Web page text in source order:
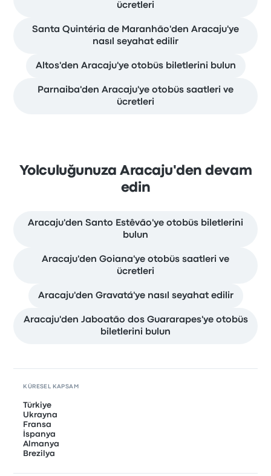
ücretleri
Santa Quintéria de Maranhão'den Aracaju'ye
nasıl seyahat edilir
Altos'den Aracaju'ye otobüs biletlerini bulun
Parnaiba'den Aracaju'ye otobüs saatleri ve
ücretleri
Yolculuğunuza Aracaju'den devam
edin
Aracaju'den Santo Estêvão'ye otobüs biletlerini
bulun
Aracaju'den Goiana'ye otobüs saatleri ve
ücretleri
Aracaju'den Gravatá'ye nasıl seyahat edilir
Aracaju'den Jaboatão dos Guararapes'ye otobüs
biletlerini bulun
KÜRESEL KAPSAM
Türkiye
Ukrayna
Fransa
İspanya
Almanya
Brezilya